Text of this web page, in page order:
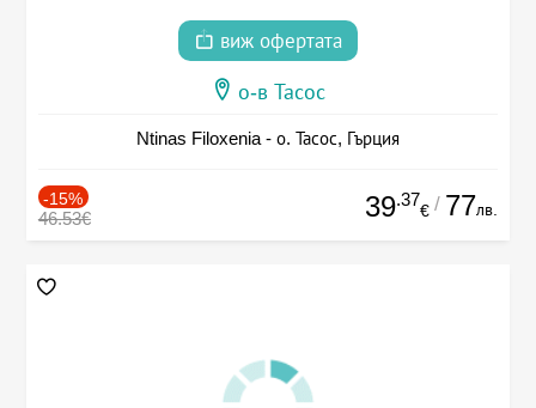
виж офертата
о-в Тасос
Ntinas Filoxenia - о. Тасос, Гърция
-15%
46.53€ 39.37
€ / 77лв.